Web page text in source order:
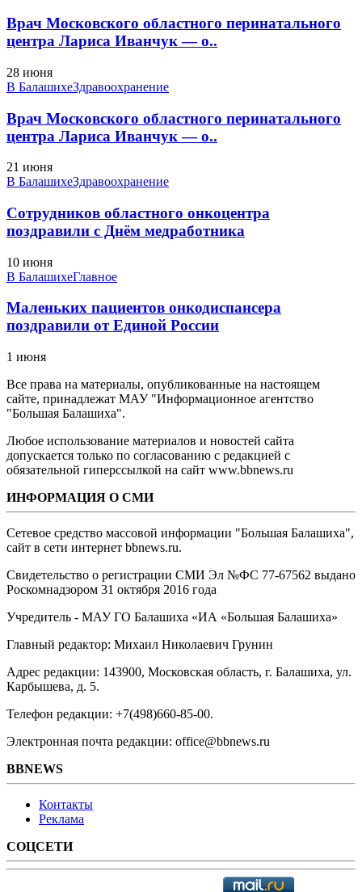
Врач Московского областного перинатального
центра Лариса Иванчук — о..
28 июня
В БалашихеЗдравоохранение
Врач Московского областного перинатального
центра Лариса Иванчук — о..
21 июня
В БалашихеЗдравоохранение
Сотрудников областного онкоцентра
поздравили с Днём медработника
10 июня
В БалашихеГлавное
Маленьких пациентов онкодиспансера
поздравили от Единой России
1 июня
Все права на материалы, опубликованные на настоящем
сайте, принадлежат МАУ "Информационное агентство
"Большая Балашиха".
Любое использование материалов и новостей сайта
допускается только по согласованию с редакцией с
обязательной гиперссылкой на сайт www.bbnews.ru
ИНФОРМАЦИЯ О СМИ
Сетевое средство массовой информации "Большая Балашиха",
сайт в сети интернет bbnews.ru.
Свидетельство о регистрации СМИ Эл №ФС ‎77-67562 выдано
Роскомнадзором 31 октября 2016 года
Учредитель - МАУ ГО Балашиха «ИА «Большая Балашиха»
Главный редактор: Михаил Николаевич Грунин
Адрес редакции: 143900, Московская область, г. Балашиха, ул.
Карбышева, д. 5.
Телефон редакции: +7(498)660-85-00.
Электронная почта редакции: office@bbnews.ru
BBNEWS
Контакты
Реклама
СОЦСЕТИ